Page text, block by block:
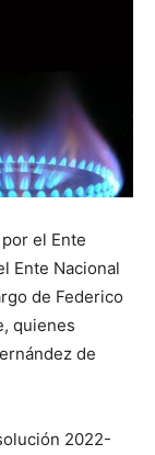
el Ente
Ente Nacional
de Federico
quienes
de
2022-